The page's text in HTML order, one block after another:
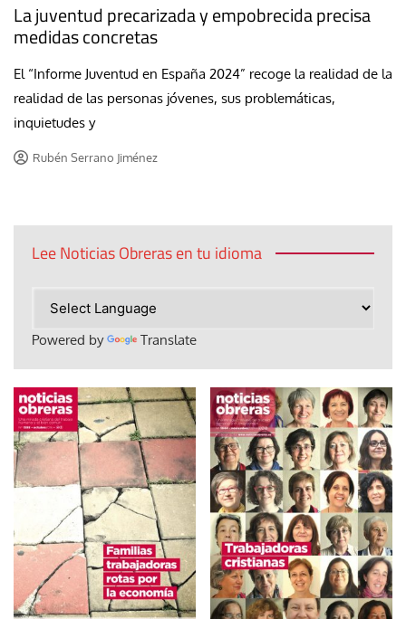
La juventud precarizada y empobrecida precisa
medidas concretas
El “Informe Juventud en España 2024” recoge la realidad de la
realidad de las personas jóvenes, sus problemáticas,
inquietudes y
Rubén Serrano Jiménez
Lee Noticias Obreras en tu idioma
Powered by Translate